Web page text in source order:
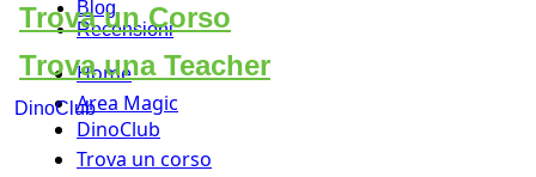
Blog
Recensioni
Home
Area Magic
DinoClub
Trova un corso
Trova un Corso
Trova una Teacher
DinoClub